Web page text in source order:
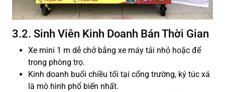
3.2. Sinh Viên Kinh Doanh Bán Thời Gian
Xe mini 1 m dễ chở bằng xe máy tải nhỏ hoặc để
trong phòng trọ.
Kinh doanh buổi chiều tối tại cổng trường, ký túc xá
là mô hình phổ biến nhất.